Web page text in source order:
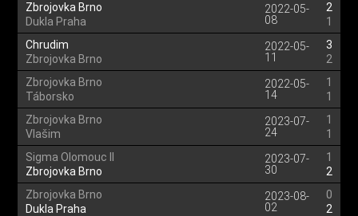
Zbrojovka Brno
Dukla Praha
2022-05-
08
2
1
Chrudim
Zbrojovka Brno
2022-05-
11
3
2
Zbrojovka Brno
Táborsko
2022-05-
14
1
1
Zbrojovka Brno
Vlašim
2023-07-
24
1
1
Sigma Olomouc II
Zbrojovka Brno
2023-07-
30
1
2
Zbrojovka Brno
Dukla Praha
2023-08-
02
0
2